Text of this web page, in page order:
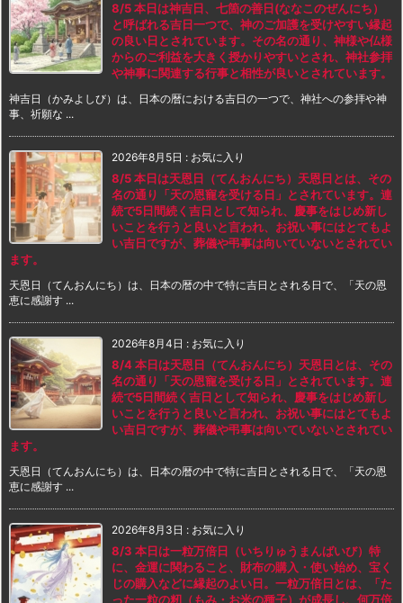
8/5 本日は神吉日、七箇の善日(ななこのぜんにち）
と呼ばれる吉日一つで、神のご加護を受けやすい縁起
の良い日とされています。その名の通り、神様や仏様
からのご利益を大きく授かりやすいとされ、神社参拝
や神事に関連する行事と相性が良いとされています。
神吉日（かみよしび）は、日本の暦における吉日の一つで、神社への参拝や神
事、祈願な ...
2026年8月5日 : お気に入り
8/5 本日は天恩日（てんおんにち）天恩日とは、その
名の通り「天の恩寵を受ける日」とされています。連
続で5日間続く吉日として知られ、慶事をはじめ新し
いことを行うと良いと言われ、お祝い事にはとてもよ
い吉日ですが、葬儀や弔事は向いていないとされてい
ます。
天恩日（てんおんにち）は、日本の暦の中で特に吉日とされる日で、「天の恩
恵に感謝す ...
2026年8月4日 : お気に入り
8/4 本日は天恩日（てんおんにち）天恩日とは、その
名の通り「天の恩寵を受ける日」とされています。連
続で5日間続く吉日として知られ、慶事をはじめ新し
いことを行うと良いと言われ、お祝い事にはとてもよ
い吉日ですが、葬儀や弔事は向いていないとされてい
ます。
天恩日（てんおんにち）は、日本の暦の中で特に吉日とされる日で、「天の恩
恵に感謝す ...
2026年8月3日 : お気に入り
8/3 本日は一粒万倍日（いちりゅうまんばいび）特
に、金運に関わること、財布の購入・使い始め、宝く
じの購入などに縁起のよい日。一粒万倍日とは、「た
った一粒の籾（もみ・お米の種子）が成長し、何万倍